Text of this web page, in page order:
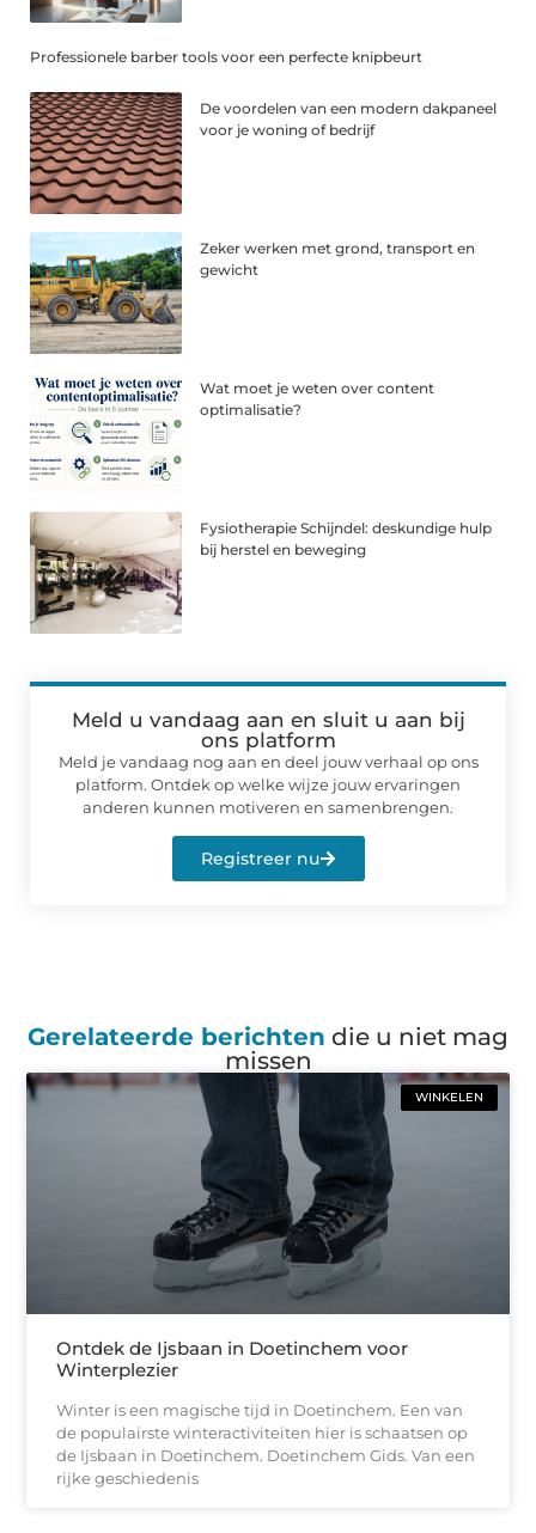
Professionele barber tools voor een perfecte knipbeurt
De voordelen van een modern dakpaneel
voor je woning of bedrijf
Zeker werken met grond, transport en
gewicht
Wat moet je weten over content
optimalisatie?
Fysiotherapie Schijndel: deskundige hulp
bij herstel en beweging
Meld u vandaag aan en sluit u aan bij
ons platform
Meld je vandaag nog aan en deel jouw verhaal op ons
platform. Ontdek op welke wijze jouw ervaringen
anderen kunnen motiveren en samenbrengen.
Registreer nu
Gerelateerde berichten die u niet mag
missen
WINKELEN
Ontdek de Ijsbaan in Doetinchem voor
Winterplezier
Winter is een magische tijd in Doetinchem. Een van
de populairste winteractiviteiten hier is schaatsen op
de Ijsbaan in Doetinchem. Doetinchem Gids. Van een
rijke geschiedenis